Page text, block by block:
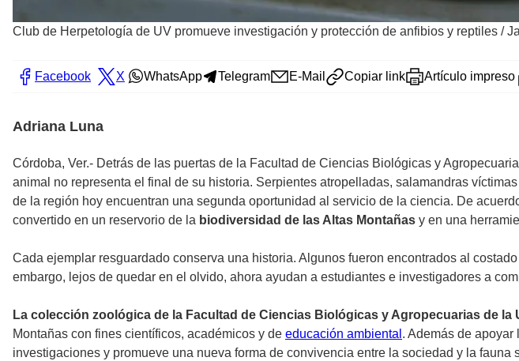
Club de Herpetología de UV promueve investigación y protección de anfibios y reptiles /
Facebook X WhatsApp Telegram E-Mail Copiar link Artículo impreso
Adriana Luna
Córdoba, Ver.- Detrás de las puertas de la Facultad de Ciencias Biológicas y
animal no representa el final de su historia. Serpientes atropelladas, salamandras
de la región hoy encuentran una segunda oportunidad al servicio de la ciencia. De
convertido en un reservorio de la biodiversidad de las Altas Montañas y en una
Cada ejemplar resguardado conserva una historia. Algunos fueron encontrados al
embargo, lejos de quedar en el olvido, ahora ayudan a estudiantes e investigadores a
La colección zoológica de la Facultad de Ciencias Biológicas y Agropecuarias de la
Montañas con fines científicos, académicos y de educación ambiental . Además de
investigaciones y promueve una nueva forma de convivencia entre la sociedad y la fauna